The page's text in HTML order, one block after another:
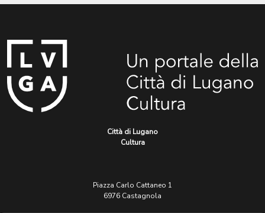
Città di Lugano
Cultura
Piazza Carlo Cattaneo 1
6976 Castagnola